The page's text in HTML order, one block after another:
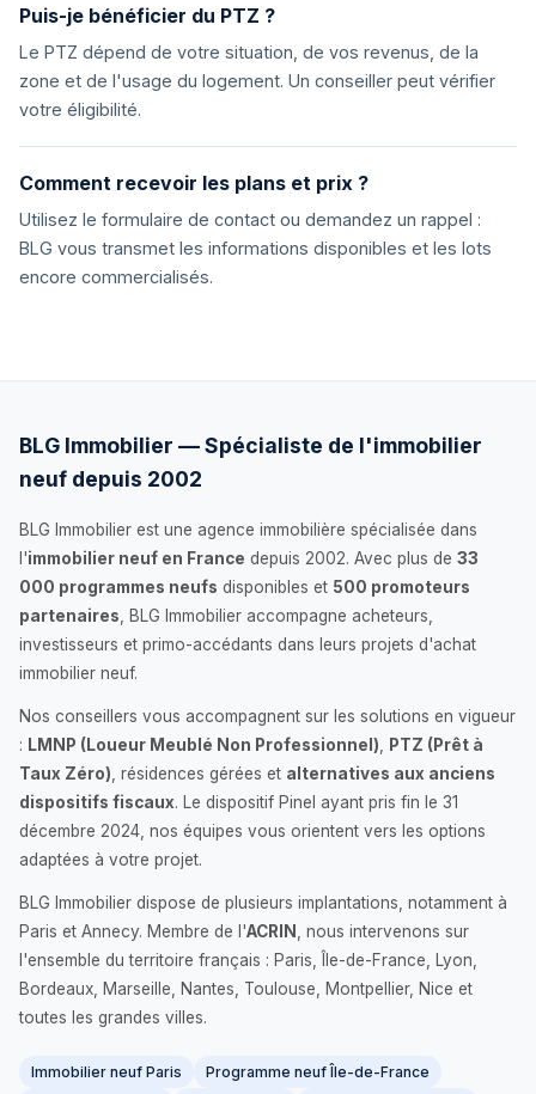
Puis-je bénéficier du PTZ ?
Le PTZ dépend de votre situation, de vos revenus, de la
zone et de l'usage du logement. Un conseiller peut vérifier
votre éligibilité.
Comment recevoir les plans et prix ?
Utilisez le formulaire de contact ou demandez un rappel :
BLG vous transmet les informations disponibles et les lots
encore commercialisés.
BLG Immobilier — Spécialiste de l'immobilier
neuf depuis 2002
BLG Immobilier est une agence immobilière spécialisée dans
l'immobilier neuf en France depuis 2002. Avec plus de 33
000 programmes neufs disponibles et 500 promoteurs
partenaires , BLG Immobilier accompagne acheteurs,
investisseurs et primo-accédants dans leurs projets d'achat
immobilier neuf.
Nos conseillers vous accompagnent sur les solutions en vigueur
: LMNP (Loueur Meublé Non Professionnel)
PTZ (Prêt à
Taux Zéro) , résidences gérées et alternatives aux anciens
dispositifs fiscaux. Le dispositif Pinel ayant pris fin le 31
décembre 2024, nos équipes vous orientent vers les options
adaptées à votre projet.
BLG Immobilier dispose de plusieurs implantations, notamment à
Paris et Annecy. Membre de l'ACRIN
, nous intervenons sur
l'ensemble du territoire français : Paris, Île-de-France, Lyon,
Bordeaux, Marseille, Nantes, Toulouse, Montpellier, Nice et
toutes les grandes villes.
Immobilier neuf Paris
Programme neuf Île-de-France